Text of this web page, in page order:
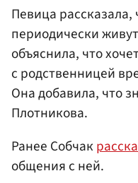
Певица рассказала,
периодически
объяснила, что
с родственницей
Она добавила, что
Плотникова.
Ранее Собчак
общения с ней.